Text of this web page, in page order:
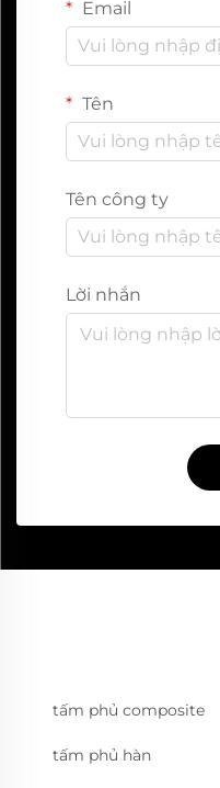
Email
Tên
Tên công ty
Lời nhắn
tấm phủ composite
tấm phủ hàn